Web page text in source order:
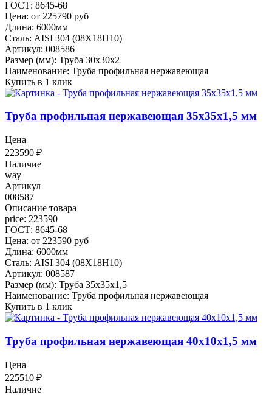
ГОСТ: 8645-68
Цена: от 225790 руб
Длина: 6000мм
Сталь: AISI 304 (08Х18Н10)
Артикул: 008586
Размер (мм): Труба 30х30х2
Наименование: Труба профильная нержавеющая
Купить в 1 клик
Труба профильная нержавеющая 35х35х1,5 мм
Цена
223590 ₽
Наличие
way
Артикул
008587
Описание товара
price: 223590
ГОСТ: 8645-68
Цена: от 223590 руб
Длина: 6000мм
Сталь: AISI 304 (08Х18Н10)
Артикул: 008587
Размер (мм): Труба 35х35х1,5
Наименование: Труба профильная нержавеющая
Купить в 1 клик
Труба профильная нержавеющая 40х10х1,5 мм
Цена
225510 ₽
Наличие